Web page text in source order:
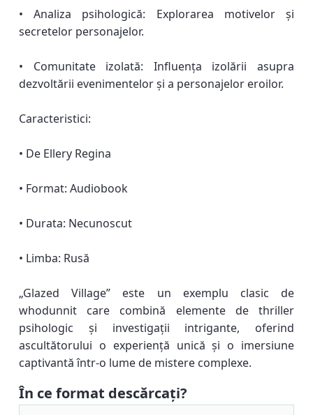
• Analiza psihologică: Explorarea motivelor și
secretelor personajelor.
• Comunitate izolată: Influența izolării asupra
dezvoltării evenimentelor și a personajelor eroilor.
Caracteristici:
• De Ellery Regina
• Format: Audiobook
• Durata: Necunoscut
• Limba: Rusă
„Glazed Village” este un exemplu clasic de
whodunnit care combină elemente de thriller
psihologic și investigații intrigante, oferind
ascultătorului o experiență unică și o imersiune
captivantă într-o lume de mistere complexe.
În ce format descărcați?